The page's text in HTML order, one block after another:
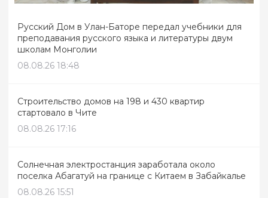
Русский Дом в Улан-Баторе передал учебники для
преподавания русского языка и литературы двум
школам Монголии
08.08.26 18:48
Строительство домов на 198 и 430 квартир
стартовало в Чите
08.08.26 17:16
Солнечная электростанция заработала около
поселка Абагатуй на границе с Китаем в Забайкалье
08.08.26 15:51